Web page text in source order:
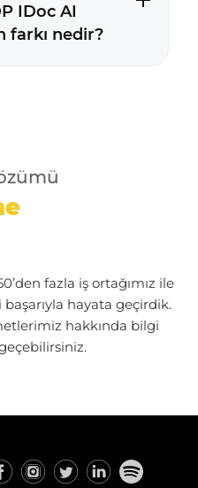
IDoc AI
farkı nedir?
fazla iş ortağımız ile
başarıyla hayata geçirdik.
hakkında bilgi